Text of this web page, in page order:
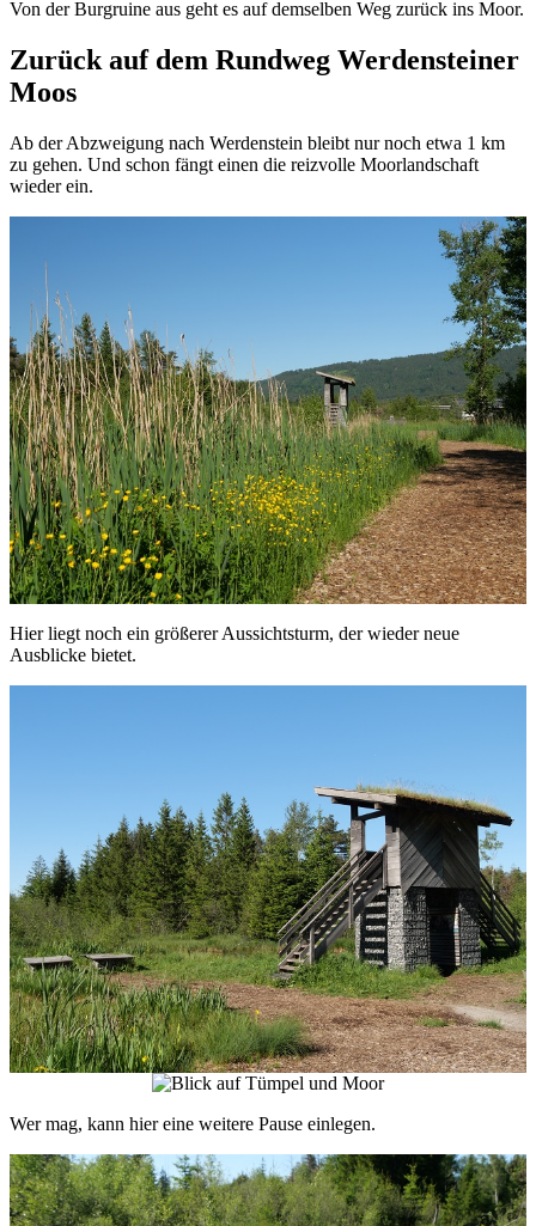
Von der Burgruine aus geht es auf demselben Weg zurück ins Moor.
Zurück auf dem Rundweg Werdensteiner
Moos
Ab der Abzweigung nach Werdenstein bleibt nur noch etwa 1 km
zu gehen. Und schon fängt einen die reizvolle Moorlandschaft
wieder ein.
Hier liegt noch ein größerer Aussichtsturm, der wieder neue
Ausblicke bietet.
Wer mag, kann hier eine weitere Pause einlegen.